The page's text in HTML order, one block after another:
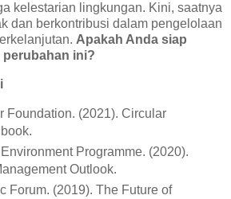
kelestarian lingkungan. Kini, saatnya
dan berkontribusi dalam pengelolaan
Apakah Anda siap
perubahan ini?
Foundation. (2021). Circular
Programme. (2020).
Outlook.
Forum. (2019). The Future of